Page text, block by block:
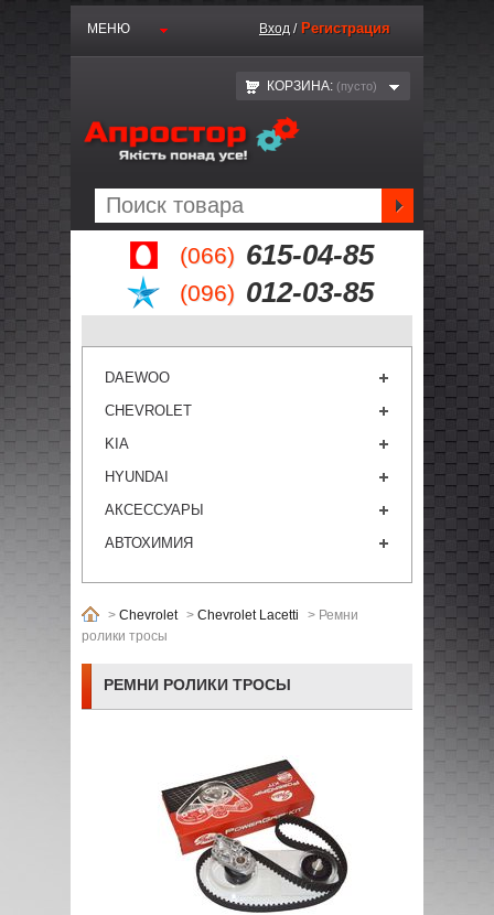
(066) 615-04-85
(096) 012-03-85
МЕНЮ Вход / Регистрация
КОРЗИНА: (пустo)
DAEWOO
CHEVROLET
KIA
HYUNDAI
АКСЕССУАРЫ
АВТОХИМИЯ
> Chevrolet > Chevrolet Lacetti > Ремни
ролики тросы
РЕМНИ РОЛИКИ ТРОСЫ